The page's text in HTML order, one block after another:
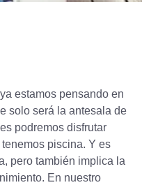
estamos pensando en
solo será la antesala de
podremos disfrutar
piscina. Y es
pero también implica la
En nuestro